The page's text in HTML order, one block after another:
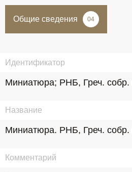
Общие сведения 04
Идентификатор
Миниатюра; РНБ, Греч.
Название
Миниатюра. РНБ, Греч.
Комментарий